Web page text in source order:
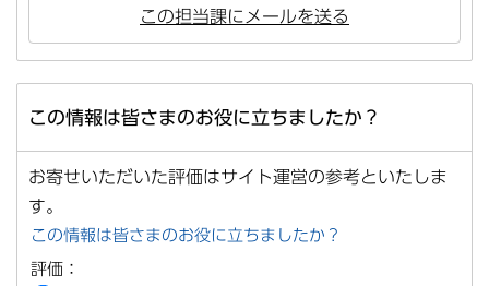
この担当課にメールを送る
この情報は皆さまのお役に立ちましたか？
お寄せいただいた評価はサイト運営の参考といたしま
す。
この情報は皆さまのお役に立ちましたか？
評価：